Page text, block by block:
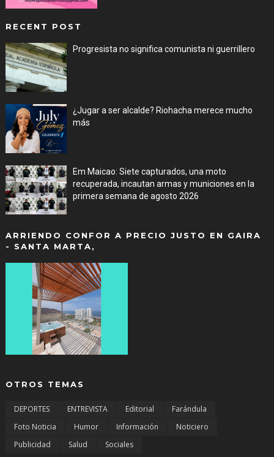
RECENT POST
Progresista no significa comunista ni guerrillero
¿Jugar a ser alcalde? Riohacha merece mucho
más
Em Maicao: Siete capturados, una moto
recuperada, incautan armas y municiones en la
primera semana de agosto 2026
ARRIENDO CONFOR A PRECIO JUSTO EN GAIRA
- SANTA MARTA,
OTROS TEMAS
DEPORTES ENTREVISTA Editorial
Farándula
Foto Noticia
Humor Información
Noticiero
Publicidad
Salud Sociales